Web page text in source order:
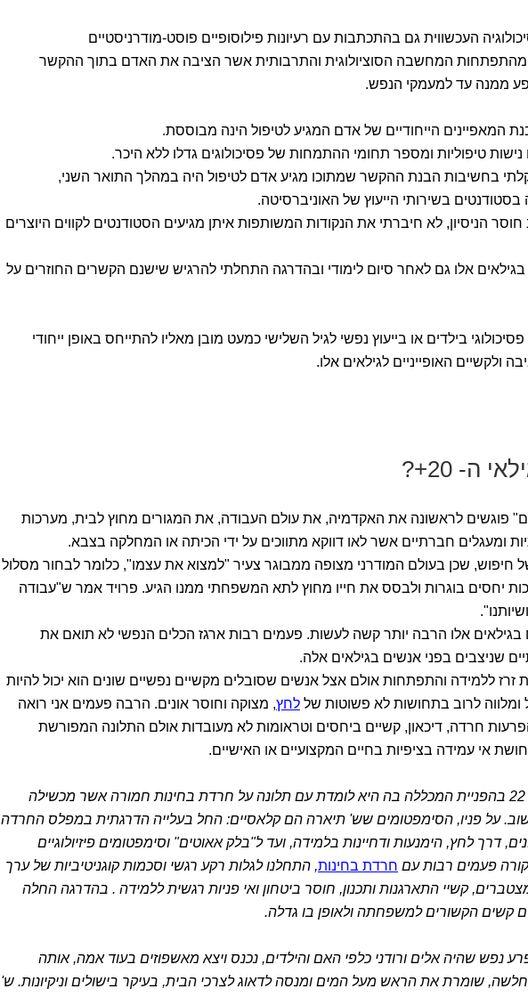
העכשווית גם בהתכתבות עם רעיונות פילוסופיים פוסט-מודרניסטיים
ומהתפתחות המחשבה הסוציולוגית והתרבותית אשר הציבה את האדם בתוך ההקשר
ממנה עד למעמקי הנפש.
המאפיינים הייחודיים של אדם המגיע לטיפול הינה מבוססת.
טיפוליות ומספר תחומי ההתמחות של פסיכולוגים גדלו ללא היכר.
בחשיבות הבנת ההקשר שמתוכו מגיע אדם לטיפול היה במהלך התואר השני,
בשירותי הייעוץ של האוניברסיטה.
הניסיון, לא חיברתי את הנקודות המשותפות איתן מגיעים הסטודנטים לקווים היוצרים
אלו גם לאחר סיום לימודי ובהדרגה התחלתי להרגיש שישנם הקשרים החוזרים על
בילדים או בייעוץ נפשי לגיל השלישי כמעט מובן מאליו להתייחס באופן ייחודי
ולקשיים האופייניים לגילאים אלו.
ה- 20+?
פוגשים לראשונה את האקדמיה, את עולם העבודה, את המגורים מחוץ לבית, מערכות
ומעגלים חברתיים אשר לאו דווקא מתווכים על ידי הכיתה או המחלקה בצבא.
חיפוש, שכן בעולם המודרני מצופה ממבוגר צעיר "למצוא את עצמו", כלומר לבחור מסלול
יחסים בוגרות ולבסס את חייו מחוץ לתא המשפחתי ממנו הגיע. פרויד אמר ש"עבודה
בגילאים אלו הרבה יותר קשה לעשות. פעמים רבות ארגז הכלים הנפשי לא תואם את
שניצבים בפני אנשים בגילאים אלה.
זרז ללמידה והתפתחות אולם אצל אנשים שסובלים מקשיים נפשיים שונים הוא יכול להיות
ומלווה לרוב בתחושות לא פשוטות של לחץ, מצוקה וחוסר אונים. הרבה פעמים אני רואה
חרדה, דיכאון, קשיים ביחסים וטראומות לא מעובדות אולם התלונה המפורשת
אי עמידה בציפיות בחיים המקצועיים או האישיים.
ש' הגיעה לטיפול בגיל 22 בהפניית המכללה בה היא לומדת עם תלונה על חרדת בחינות חמורה אשר מכשילה
על פניו, הסימפטומים שש' תיארה הם קלאסיים: החל בעלייה הדרגתית במפלס החרדה
דרך לחץ, הימנעות ודחיינות בלמידה, ועד ל"בלק אאוטים" וסימפטומים פיזיולוגיים
פעמים רבות עם חרדת בחינות, התחלנו לגלות רקע רגשי וסכמות קוגניטיביות של ערך
קשיי התארגנות ותכנון, חוסר ביטחון ואי פניות רגשית ללמידה . בהדרגה החלה
קשים הקשורים למשפחתה ולאופן בו גדלה.
נפש שהיה אלים ורודני כלפי האם והילדים, נכנס ויצא מאשפוזים בעוד אמה, אותה
שומרת את הראש מעל המים ומנסה לדאוג לצרכי הבית, בעיקר בישולים וניקיונות. ש'